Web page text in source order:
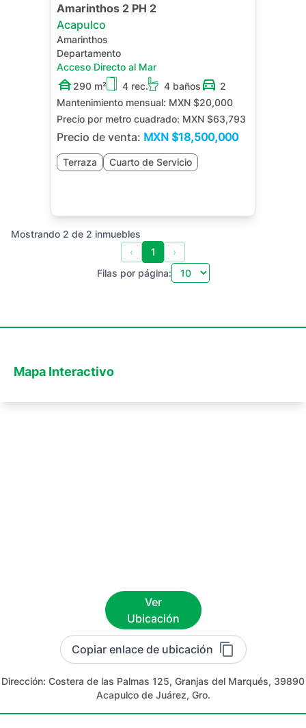
Amarinthos 2 PH 2
Acapulco
Amarinthos
Departamento
Acceso Directo al Mar
290 m²
4 rec. 4 baños
2
Mantenimiento mensual: MXN $20,000
Precio por metro cuadrado: MXN $63,793
Precio de venta: MXN $18,500,000
Terraza Cuarto de Servicio
Mostrando 2 de 2 inmuebles
‹
1
›
Filas por página:
Mapa Interactivo
Ver
Ubicación
Copiar enlace de ubicación
Dirección: Costera de las Palmas 125, Granjas del Marqués, 39890
Acapulco de Juárez, Gro.